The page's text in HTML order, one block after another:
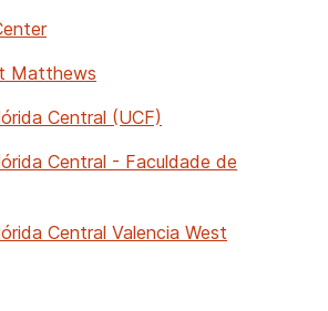
Matthews
Central (UCF)
Central - Faculdade de
Central Valencia West